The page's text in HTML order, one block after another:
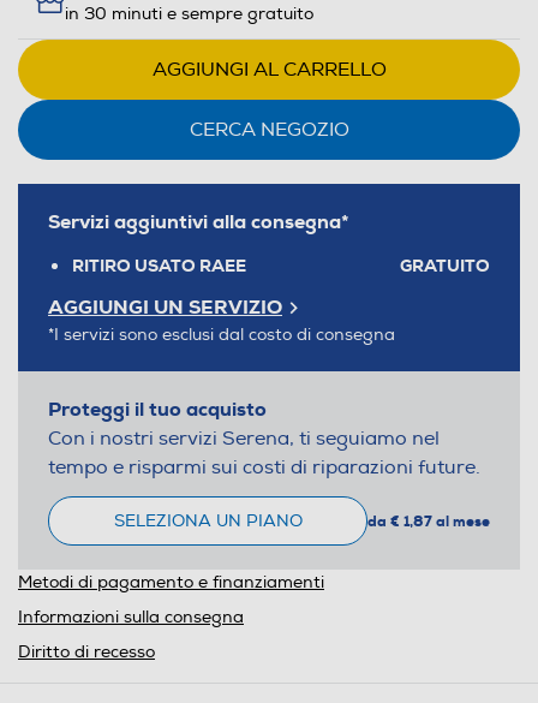
in 30 minuti e sempre gratuito
AGGIUNGI AL CARRELLO
CERCA NEGOZIO
Servizi aggiuntivi alla consegna*
RITIRO USATO RAEE GRATUITO
AGGIUNGI UN SERVIZIO
*I servizi sono esclusi dal costo di consegna
Proteggi il tuo acquisto
Con i nostri servizi Serena, ti seguiamo nel
tempo e risparmi sui costi di riparazioni future.
SELEZIONA UN PIANO da € 1,87 al mese
Metodi di pagamento e finanziamenti
Informazioni sulla consegna
Diritto di recesso